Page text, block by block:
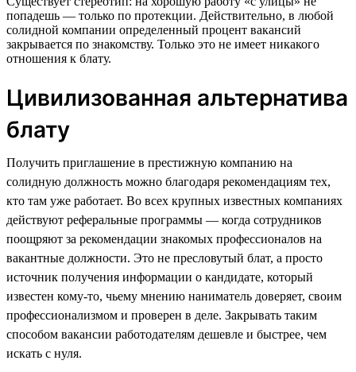
попадешь — только по протекции. Действительно, в любой
солидной компании определенный процент вакансий
закрывается по знакомству. Только это не имеет никакого
отношения к блату.
Цивилизованная альтернатива
блату
Получить приглашение в престижную компанию на
солидную должность можно благодаря рекомендациям тех,
кто там уже работает. Во всех крупных известных компаниях
действуют реферальные программы — когда сотрудников
поощряют за рекомендации знакомых профессионалов на
вакантные должности. Это не пресловутый блат, а просто
источник получения информации о кандидате, который
известен кому-то, чьему мнению наниматель доверяет, своим
профессионализмом и проверен в деле. Закрывать таким
способом вакансии работодателям дешевле и быстрее, чем
искать с нуля.